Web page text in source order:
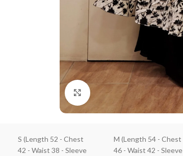
Click to enlarge
S (Length 52 - Chest
42 - Waist 38 - Sleeve
M (Length 54 - Chest
46 - Waist 42 - Sleeve